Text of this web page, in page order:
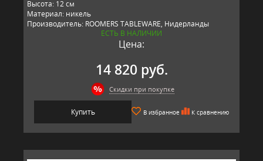
Высота: 12 см
Материал: никель
Производитель: ROOMERS TABLEWARE, Нидерланды
ЕСТЬ В НАЛИЧИИ
Цена:
14 820 руб.
Скидки при покупке
Купить В избранное К сравнению